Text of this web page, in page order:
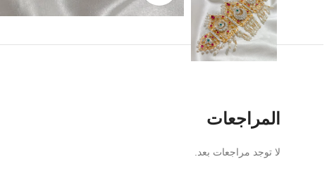
المراجعات
لا توجد مراجعات بعد.